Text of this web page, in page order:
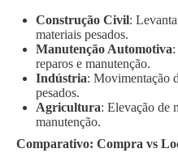
Construção Civil:
materiais pesados.
Manutenção Automotiva
reparos e manutenção.
Indústria: Movimentação
pesados.
Agricultura: Elevação de
manutenção.
Comparativo: Compra vs